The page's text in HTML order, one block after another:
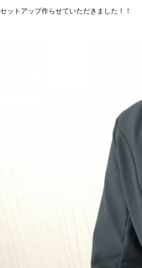
セットアップ作らせていただきました！！